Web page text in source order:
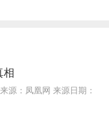
相
源：凤凰网 来源日期：